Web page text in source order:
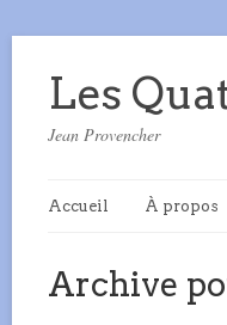
Les
Jean Provencher
Accueil À propos
Archive